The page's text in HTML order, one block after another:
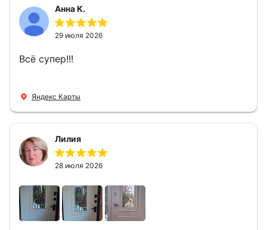
Анна К.
29 июля 2026
Всё супер!!!
Яндекс Карты
Лилия
28 июля 2026